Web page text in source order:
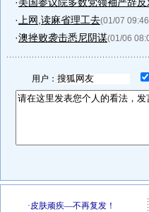
· 上网,读麻省理工去(01/07
·澳挫败袭击悉尼阴谋(01/06
用户：